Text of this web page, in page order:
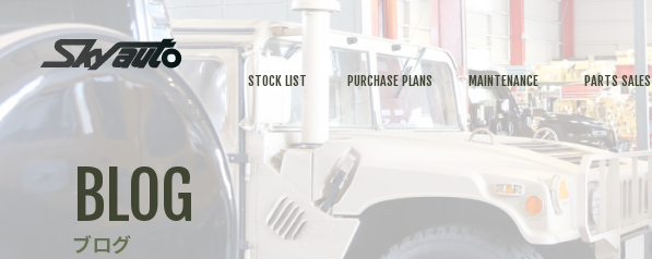
STOCK LIST PURCHASE PLANS MAINTENANCE PARTS SALES
BLOG
ブログ